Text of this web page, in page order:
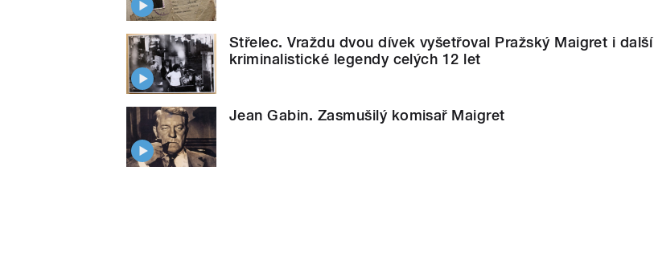
Střelec. Vraždu dvou dívek vyšetřoval Pražský Maigret i další
kriminalistické legendy celých 12 let
Jean Gabin. Zasmušilý komisař Maigret